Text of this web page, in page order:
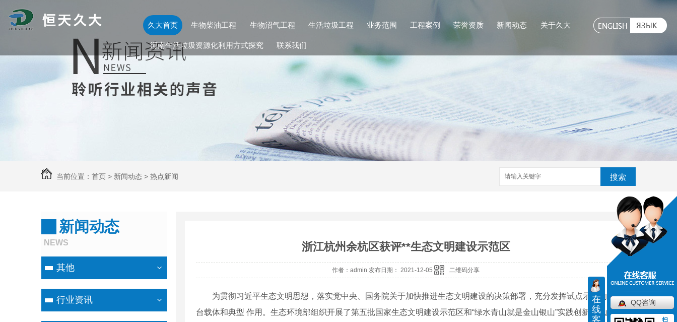
久大首页 生物柴油工程 生物沼气工程 生活垃圾工程 业务范围 工程案例 荣誉资质 新闻动态 关于久大
河南生活垃圾资源化利用方式探究 联系我们
当前位置： 首页 > 新闻动态 > 热点新闻 搜索
新闻动态
NEWS
其他
行业资讯
浙江杭州余杭区获评**生态文明建设示范区
作者：admin 发布日期： 2021-12-05 二维码分享
为贯彻习近平生态文明思想，落实党中央、国务院关于加快推进生态文明建设的决策部署，充分发挥试点示范的平
台载体和典型 作用。生态环境部组织开展了第五批国家生态文明建设示范区和“绿水青山就是金山银山”实践创新基地的
在
线
客
QQ咨询
扫